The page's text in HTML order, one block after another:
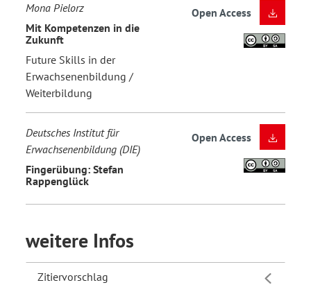
Mona Pielorz
Mit Kompetenzen in die
Zukunft
Future Skills in der
Erwachsenenbildung /
Weiterbildung
Open Access
Deutsches Institut für
Erwachsenenbildung (DIE)
Fingerübung: Stefan
Rappenglück
Open Access
weitere Infos
Zitiervorschlag